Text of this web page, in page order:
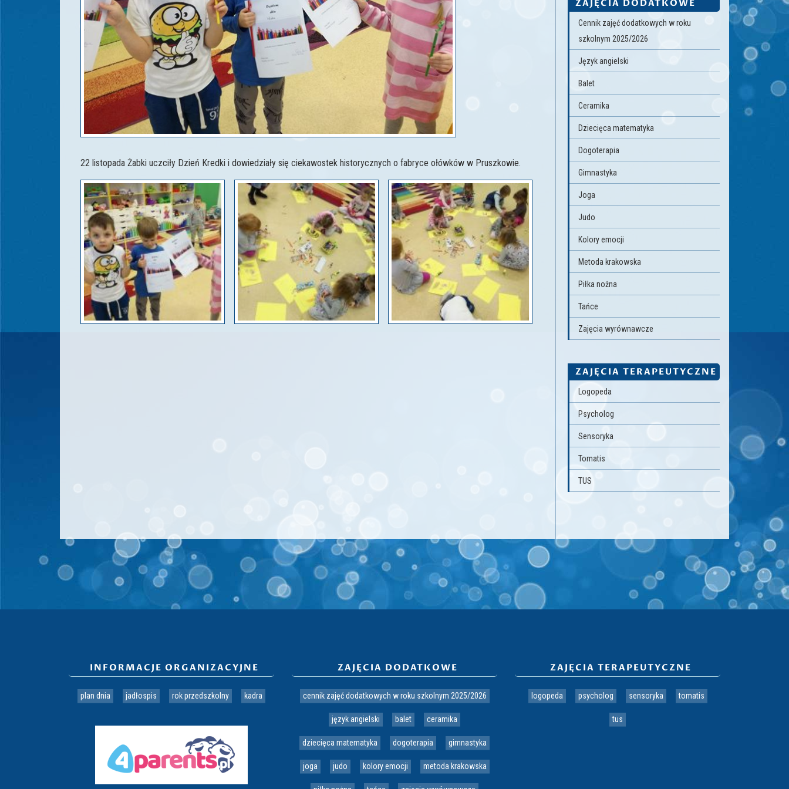
22 listopada Żabki uczciły Dzień Kredki i dowiedziały się ciekawostek historycznych o fabryce ołówków w Pruszkowie.
ZAJĘCIA DODATKOWE
Cennik zajęć dodatkowych w roku
szkolnym 2025/2026
Język angielski
Balet
Ceramika
Dziecięca matematyka
Dogoterapia
Gimnastyka
Joga
Judo
Kolory emocji
Metoda krakowska
Piłka nożna
Tańce
Zajęcia wyrównawcze
ZAJĘCIA TERAPEUTYCZNE
Logopeda
Psycholog
Sensoryka
Tomatis
TUS
INFORMACJE ORGANIZACYJNE
plan dnia jadłospis rok przedszkolny kadra
ZAJĘCIA DODATKOWE
cennik zajęć dodatkowych w roku szkolnym 2025/2026
język angielski balet ceramika
dziecięca matematyka dogoterapia gimnastyka
joga judo kolory emocji metoda krakowska
ZAJĘCIA TERAPEUTYCZNE
logopeda psycholog sensoryka tomatis
tus